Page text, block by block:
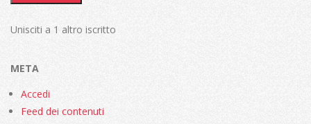
Unisciti a 1 altro iscritto
META
Accedi
Feed dei contenuti